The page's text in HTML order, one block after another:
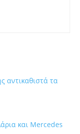
αντικαθιστά τα
και Mercedes